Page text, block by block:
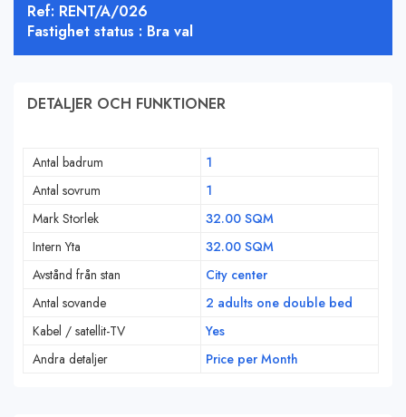
Ref: RENT/A/026
Fastighet status : Bra val
DETALJER OCH FUNKTIONER
Antal badrum
1
Antal sovrum
1
Mark Storlek
32.00 SQM
Intern Yta
32.00 SQM
Avstånd från stan
City center
Antal sovande
2 adults one double bed
Kabel / satellit-TV
Yes
Andra detaljer
Price per Month